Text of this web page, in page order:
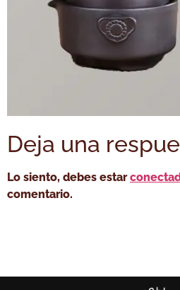
Deja una
Lo siento, debes estar
comentario.